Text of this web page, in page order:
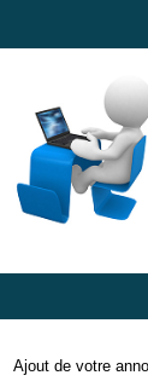
Ajout de votre